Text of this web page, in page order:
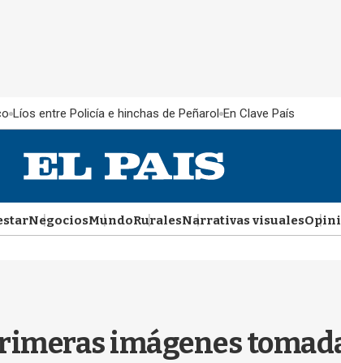
Líos entre Policía e hinchas de Peñarol En Clave País
NegociosMundoRuralesNarrativas visuales
imágenes